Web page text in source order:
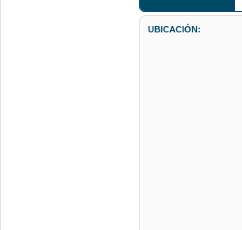
UBICACIÓN: